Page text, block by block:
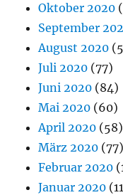
Oktober 2020
September
August 2020
Juli 2020 (77)
Juni 2020 (84)
Mai 2020 (60)
April 2020 (58)
März 2020 (77)
Februar 2020
Januar 2020